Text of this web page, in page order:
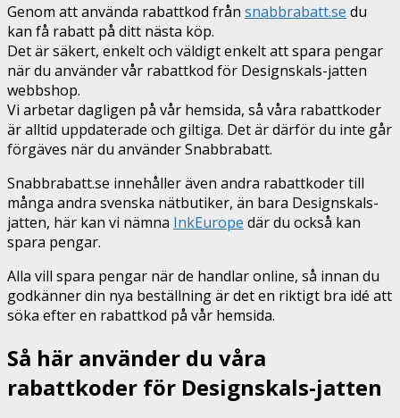
Genom att använda rabattkod från snabbrabatt.se du
kan få rabatt på ditt nästa köp.
Det är säkert, enkelt och väldigt enkelt att spara pengar
när du använder vår rabattkod för Designskals-jatten
webbshop.
Vi arbetar dagligen på vår hemsida, så våra rabattkoder
är alltid uppdaterade och giltiga. Det är därför du inte går
förgäves när du använder Snabbrabatt.
Snabbrabatt.se innehåller även andra rabattkoder till
många andra svenska nätbutiker, än bara Designskals-
jatten, här kan vi nämna InkEurope där du också kan
spara pengar.
Alla vill spara pengar när de handlar online, så innan du
godkänner din nya beställning är det en riktigt bra idé att
söka efter en rabattkod på vår hemsida.
Så här använder du våra
rabattkoder för Designskals-jatten